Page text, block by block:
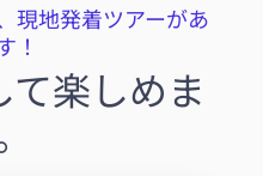
現地発着ツアーがあ
！
楽しめま